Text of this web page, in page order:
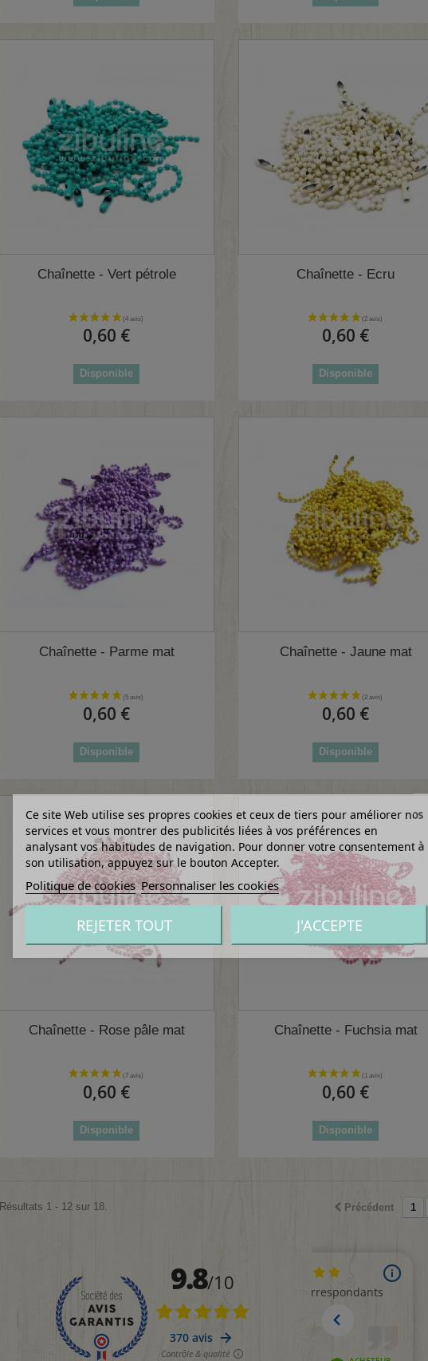
Chaînette - Vert pétrole
(4 avis)
0,60 €
Disponible
Chaînette - Ecru
0,60 €
Disponible
Chaînette - Parme mat
0,60 €
Disponible
Chaînette - Jaune mat
0,60 €
Disponible
Chaînette - Rose pâle mat
0,60 €
Disponible
Chaînette - Fuchsia mat
0,60 €
Disponible
Précédent 1
Résultats 1 - 12 sur 18.
Ce site Web utilise ses propres cookies et ceux de tiers pour améliorer nos
services et vous montrer des publicités liées à vos préférences en
analysant vos habitudes de navigation. Pour donner votre consentement à
son utilisation, appuyez sur le bouton Accepter.
Politique de cookies Personnaliser les cookies
REJETER TOUT J'ACCEPTE